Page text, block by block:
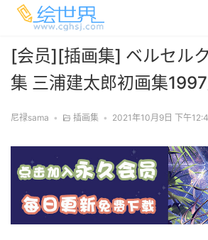
[会员][插画集] ベルセル
集 三浦建太郎初画集
尼禄sama • 插画集 • 2021年10月9日 下午